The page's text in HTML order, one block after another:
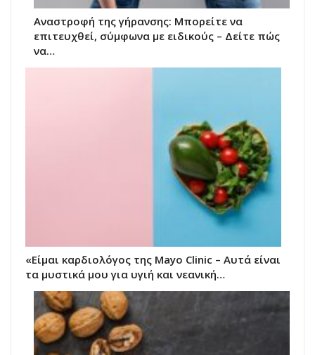
Αναστροφή της γήρανσης: Μπορείτε να
επιτευχθεί, σύμφωνα με ειδικούς – Δείτε πώς
να…
«Είμαι καρδιολόγος της Mayo Clinic – Αυτά είναι
τα μυστικά μου για υγιή και νεανική…